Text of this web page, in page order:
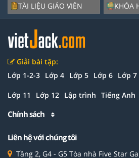
TÀI LIỆU GIÁO VIÊN
KHÓA
Giải bài tập:
Lớp 1-2-3 Lớp 4 Lớp 5 Lớp 6 Lớp 7
Lớp 11 Lớp 12 Lập trình Tiếng Anh
Chính sách
Liên hệ với chúng tôi
Tầng 2, G4 - G5 Tòa nhà Five Star